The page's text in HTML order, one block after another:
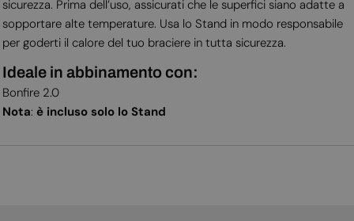
sicurezza. Prima dell’uso, assicurati che le superfici siano adatte a
sopportare alte temperature. Usa lo Stand in modo responsabile
per goderti il calore del tuo braciere in tutta sicurezza.
Ideale in abbinamento con:
Bonfire 2.0
Nota: è incluso solo lo Stand